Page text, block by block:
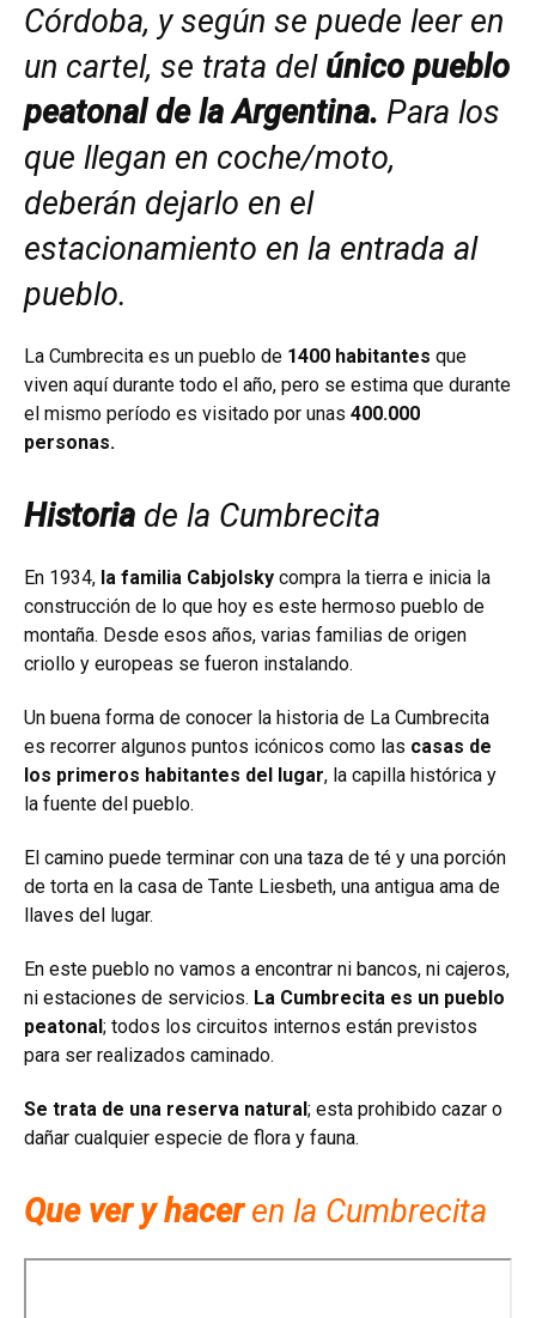
Córdoba, y según se puede leer en
un cartel, se trata del único pueblo
peatonal de la Argentina. Para los
que llegan en coche/moto,
deberán dejarlo en el
estacionamiento en la entrada al
pueblo.
La Cumbrecita es un pueblo de 1400 habitantes que
viven aquí durante todo el año, pero se estima que durante
el mismo período es visitado por unas 400.000
personas.
Historia de la Cumbrecita
En 1934, la familia Cabjolsky compra la tierra e inicia la
construcción de lo que hoy es este hermoso pueblo de
montaña. Desde esos años, varias familias de origen
criollo y europeas se fueron instalando.
Un buena forma de conocer la historia de La Cumbrecita
es recorrer algunos puntos icónicos como las casas de
los primeros habitantes del lugar, la capilla histórica y
la fuente del pueblo.
El camino puede terminar con una taza de té y una porción
de torta en la casa de Tante Liesbeth, una antigua ama de
llaves del lugar.
En este pueblo no vamos a encontrar ni bancos, ni cajeros,
ni estaciones de servicios. La Cumbrecita es un pueblo
peatonal; todos los circuitos internos están previstos
para ser realizados caminado.
Se trata de una reserva natural; esta prohibido cazar o
dañar cualquier especie de flora y fauna.
Que ver y haceren la Cumbrecita